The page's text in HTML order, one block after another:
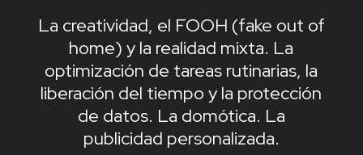
La creatividad, el FOOH (fake out of
home) y la realidad mixta. La
optimización de tareas rutinarias, la
liberación del tiempo y la protección
de datos. La domótica. La
publicidad personalizada.